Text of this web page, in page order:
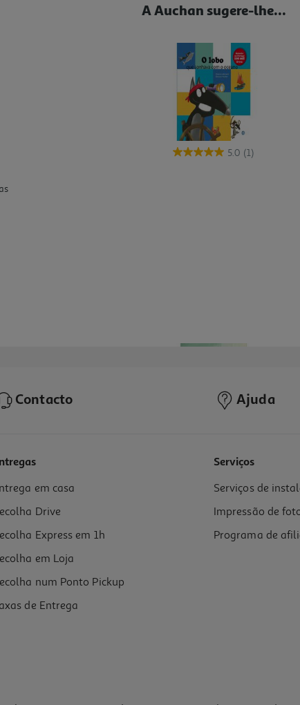
A Auchan sugere-lhe...
5.0 (1)
Contacto Ajuda
em casa
Drive
Express em 1h
em Loja
num Ponto Pickup
de Entrega
Serviços
Serviços de
Impressão de
Programa de